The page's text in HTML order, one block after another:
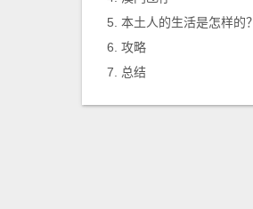
本土人的生活是怎样的？
攻略
总结